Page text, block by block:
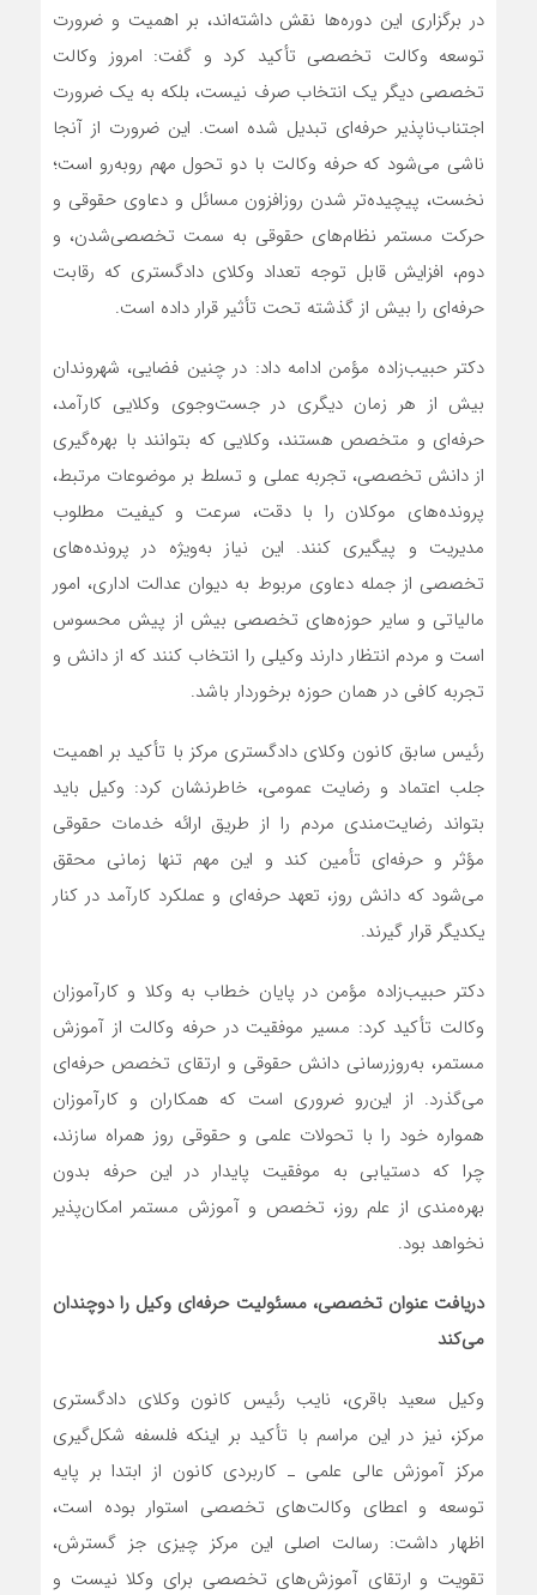
در برگزاری این دوره‌ها نقش داشته‌اند، بر اهمیت و ضرورت
توسعه وکالت تخصصی تأکید کرد و گفت: امروز وکالت
تخصصی دیگر یک انتخاب صرف نیست، بلکه به یک ضرورت
اجتناب‌ناپذیر حرفه‌ای تبدیل شده است. این ضرورت از آنجا
ناشی می‌شود که حرفه وکالت با دو تحول مهم روبه‌رو است؛
نخست، پیچیده‌تر شدن روزافزون مسائل و دعاوی حقوقی و
حرکت مستمر نظام‌های حقوقی به سمت تخصصی‌شدن، و
دوم، افزایش قابل توجه تعداد وکلای دادگستری که رقابت
حرفه‌ای را بیش از گذشته تحت تأثیر قرار داده است.
دکتر حبیب‌زاده مؤمن ادامه داد: در چنین فضایی، شهروندان
بیش از هر زمان دیگری در جست‌وجوی وکلایی کارآمد،
حرفه‌ای و متخصص هستند، وکلایی که بتوانند با بهره‌گیری
از دانش تخصصی، تجربه عملی و تسلط بر موضوعات مرتبط،
پرونده‌های موکلان را با دقت، سرعت و کیفیت مطلوب
مدیریت و پیگیری کنند. این نیاز به‌ویژه در پرونده‌های
تخصصی از جمله دعاوی مربوط به دیوان عدالت اداری، امور
مالیاتی و سایر حوزه‌های تخصصی بیش از پیش محسوس
است و مردم انتظار دارند وکیلی را انتخاب کنند که از دانش و
تجربه کافی در همان حوزه برخوردار باشد.
رئیس سابق کانون وکلای دادگستری مرکز با تأکید بر اهمیت
جلب اعتماد و رضایت عمومی، خاطرنشان کرد: وکیل باید
بتواند رضایت‌مندی مردم را از طریق ارائه خدمات حقوقی
مؤثر و حرفه‌ای تأمین کند و این مهم تنها زمانی محقق
می‌شود که دانش روز، تعهد حرفه‌ای و عملکرد کارآمد در کنار
یکدیگر قرار گیرند.
دکتر حبیب‌زاده مؤمن در پایان خطاب به وکلا و کارآموزان
وکالت تأکید کرد: مسیر موفقیت در حرفه وکالت از آموزش
مستمر، به‌روزرسانی دانش حقوقی و ارتقای تخصص حرفه‌ای
می‌گذرد. از این‌رو ضروری است که همکاران و کارآموزان
همواره خود را با تحولات علمی و حقوقی روز همراه سازند،
چرا که دستیابی به موفقیت پایدار در این حرفه بدون
بهره‌مندی از علم روز، تخصص و آموزش مستمر امکان‌پذیر
نخواهد بود.
دریافت عنوان تخصصی، مسئولیت حرفه‌ای وکیل را دوچندان
می‌کند
وکیل سعید باقری، نایب رئیس کانون وکلای دادگستری
مرکز، نیز در این مراسم با تأکید بر اینکه فلسفه شکل‌گیری
مرکز آموزش عالی علمی ـ کاربردی کانون از ابتدا بر پایه
توسعه و اعطای وکالت‌های تخصصی استوار بوده است،
اظهار داشت: رسالت اصلی این مرکز چیزی جز گسترش،
تقویت و ارتقای آموزش‌های تخصصی برای وکلا نیست و